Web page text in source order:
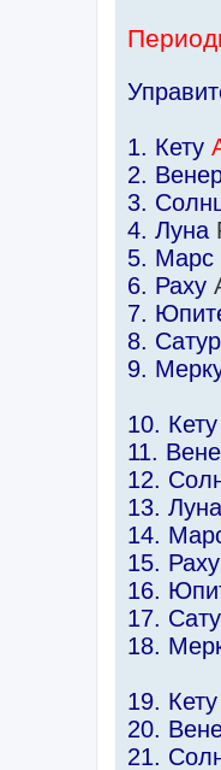
1. Кету
2.
3.
4. Луна
5. Марс
6. Раху
7.
8.
9.
10. Кету
11.
12.
13. Луна
14.
15. Раху
16.
17.
18.
19. Кету
20.
21.